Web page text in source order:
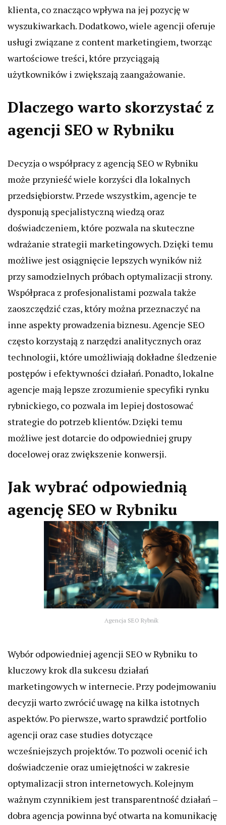
klienta, co znacząco wpływa na jej pozycję w
wyszukiwarkach. Dodatkowo, wiele agencji oferuje
usługi związane z content marketingiem, tworząc
wartościowe treści, które przyciągają
użytkowników i zwiększają zaangażowanie.
Dlaczego warto skorzystać z
agencji SEO w Rybniku
Decyzja o współpracy z agencją SEO w Rybniku
może przynieść wiele korzyści dla lokalnych
przedsiębiorstw. Przede wszystkim, agencje te
dysponują specjalistyczną wiedzą oraz
doświadczeniem, które pozwala na skuteczne
wdrażanie strategii marketingowych. Dzięki temu
możliwe jest osiągnięcie lepszych wyników niż
przy samodzielnych próbach optymalizacji strony.
Współpraca z profesjonalistami pozwala także
zaoszczędzić czas, który można przeznaczyć na
inne aspekty prowadzenia biznesu. Agencje SEO
często korzystają z narzędzi analitycznych oraz
technologii, które umożliwiają dokładne śledzenie
postępów i efektywności działań. Ponadto, lokalne
agencje mają lepsze zrozumienie specyfiki rynku
rybnickiego, co pozwala im lepiej dostosować
strategie do potrzeb klientów. Dzięki temu
możliwe jest dotarcie do odpowiedniej grupy
docelowej oraz zwiększenie konwersji.
Jak wybrać odpowiednią
agencję SEO w Rybniku
Agencja SEO Rybnik
Wybór odpowiedniej agencji SEO w Rybniku to
kluczowy krok dla sukcesu działań
marketingowych w internecie. Przy podejmowaniu
decyzji warto zwrócić uwagę na kilka istotnych
aspektów. Po pierwsze, warto sprawdzić portfolio
agencji oraz case studies dotyczące
wcześniejszych projektów. To pozwoli ocenić ich
doświadczenie oraz umiejętności w zakresie
optymalizacji stron internetowych. Kolejnym
ważnym czynnikiem jest transparentność działań –
dobra agencja powinna być otwarta na komunikację